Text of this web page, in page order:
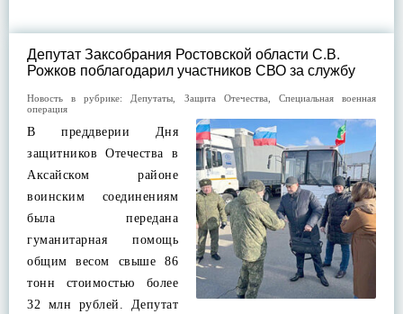
Депутат Заксобрания Ростовской области С.В.
Рожков поблагодарил участников СВО за службу
Новость в рубрике: Депутаты Защита Отечества
Специальная военная
операция
В преддверии Дня
защитников Отечества в
Аксайском районе
воинским соединениям
была передана
гуманитарная помощь
общим весом свыше 86
тонн стоимостью более
32 млн рублей. Депутат